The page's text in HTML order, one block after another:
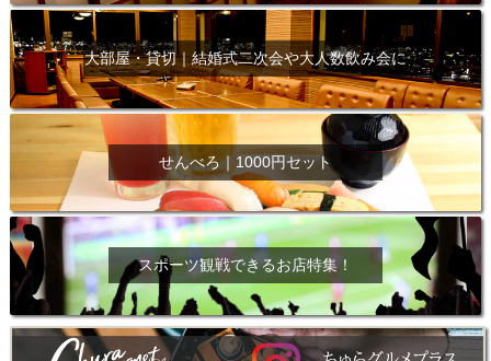
大部屋・貸切｜結婚式二次会や大人数飲み会に
せんべろ｜1000円セット
スポーツ観戦できるお店特集！